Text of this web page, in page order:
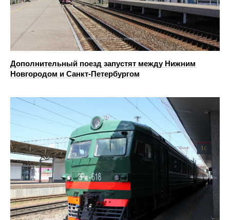
Дополнительный поезд запустят между Нижним
Новгородом и Санкт-Петербургом